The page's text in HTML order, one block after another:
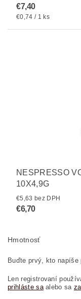
€7,40
€0,74 / 1 ks
NESPRESSO
10X4,9G
€5,63 bez DPH
€6,70
Hmotnosť
Buďte prvý, kto napíše
Len registrovaní
prihláste saalebo sa